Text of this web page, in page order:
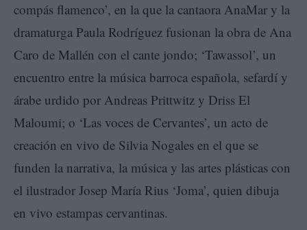
compás flamenco’, en la que la cantaora AnaMar y la
dramaturga Paula Rodríguez fusionan la obra de Ana
Caro de Mallén con el cante jondo; ‘Tawassol’, un
encuentro entre la música barroca española, sefardí y
árabe urdido por Andreas Prittwitz y Driss El
Maloumi; o ‘Las voces de Cervantes’, un acto de
creación en vivo de Silvia Nogales en el que se
funden la narrativa, la música y las artes plásticas con
el ilustrador Josep María Rius ‘Joma’, quien dibuja
en vivo estampas cervantinas.